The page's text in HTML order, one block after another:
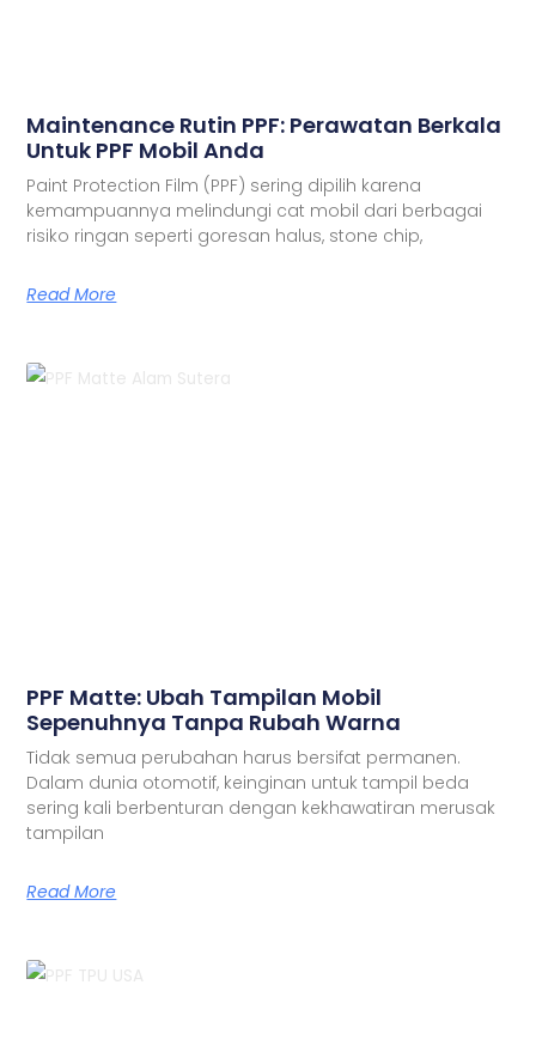
Maintenance Rutin PPF: Perawatan Berkala
Untuk PPF Mobil Anda
Paint Protection Film (PPF) sering dipilih karena
kemampuannya melindungi cat mobil dari berbagai
risiko ringan seperti goresan halus, stone chip,
Read More
PPF Matte: Ubah Tampilan Mobil
Sepenuhnya Tanpa Rubah Warna
Tidak semua perubahan harus bersifat permanen.
Dalam dunia otomotif, keinginan untuk tampil beda
sering kali berbenturan dengan kekhawatiran merusak
tampilan
Read More